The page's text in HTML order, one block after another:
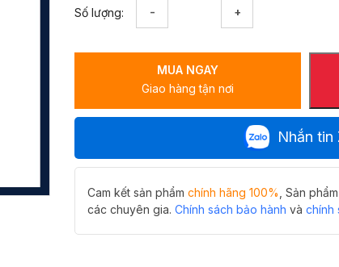
Số lượng:
tắm
kính
di
610A
lượng
MUA NGAY
Giao hàng tận nơi
Nhắn tin
Cam kết sản phẩm chính hãng 100% , Sản
các chuyên gia. Chính sách bảo hành và chính